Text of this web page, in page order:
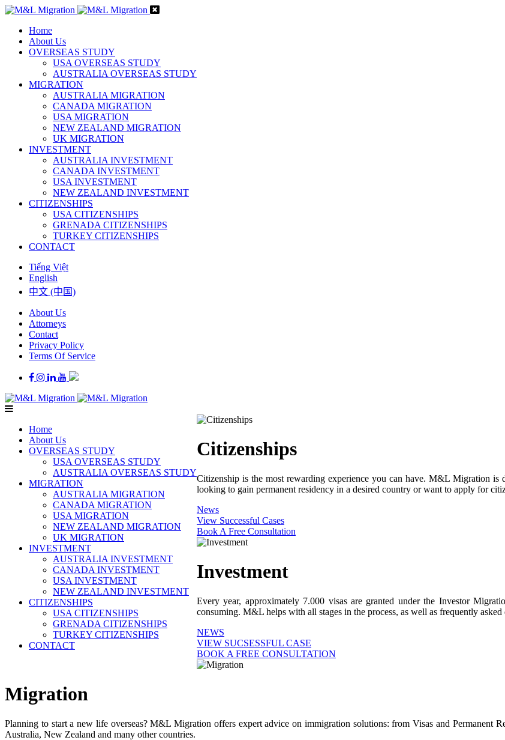
Home
About Us
OVERSEAS STUDY
USA OVERSEAS STUDY
AUSTRALIA OVERSEAS STUDY
MIGRATION
AUSTRALIA MIGRATION
CANADA MIGRATION
USA MIGRATION
NEW ZEALAND MIGRATION
UK MIGRATION
INVESTMENT
AUSTRALIA INVESTMENT
CANADA INVESTMENT
USA INVESTMENT
NEW ZEALAND INVESTMENT
CITIZENSHIPS
USA CITIZENSHIPS
GRENADA CITIZENSHIPS
TURKEY CITIZENSHIPS
CONTACT
Tiếng Việt
English
中文 (中国)
About Us
Attorneys
Contact
Privacy Policy
Terms Of Service
Home
About Us
OVERSEAS STUDY
USA OVERSEAS STUDY
AUSTRALIA OVERSEAS STUDY
MIGRATION
AUSTRALIA MIGRATION
CANADA MIGRATION
USA MIGRATION
NEW ZEALAND MIGRATION
UK MIGRATION
INVESTMENT
AUSTRALIA INVESTMENT
CANADA INVESTMENT
USA INVESTMENT
NEW ZEALAND INVESTMENT
CITIZENSHIPS
USA CITIZENSHIPS
GRENADA CITIZENSHIPS
TURKEY CITIZENSHIPS
CONTACT
Citizenships
Citizenship is the most rewarding experience you can have. M&L Migration
looking to gain permanent residency in a desired country or want to apply for
News
View Successful Cases
Book A Free Consultation
Investment
Every year, approximately 7.000 visas are granted under the Investor
consuming. M&L helps with all stages in the process, as well as frequently
NEWS
VIEW SUCSESSFUL CASE
BOOK A FREE CONSULTATION
Migration
Planning to start a new life overseas? M&L Migration offers expert advice on immigration solutions: from Visas and Permanent
Australia, New Zealand and many other countries.